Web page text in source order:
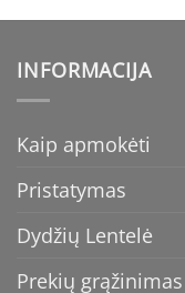
INFORMACIJA
Kaip apmokėti
Pristatymas
Dydžių Lentelė
Prekių grąžinimas